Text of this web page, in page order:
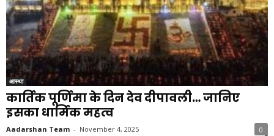
आस्था
कार्तिक पूर्णिमा के दिन देव दीपावली… जानिए
इसका धार्मिक महत्व
Aadarshan Team - November 4, 2025 0